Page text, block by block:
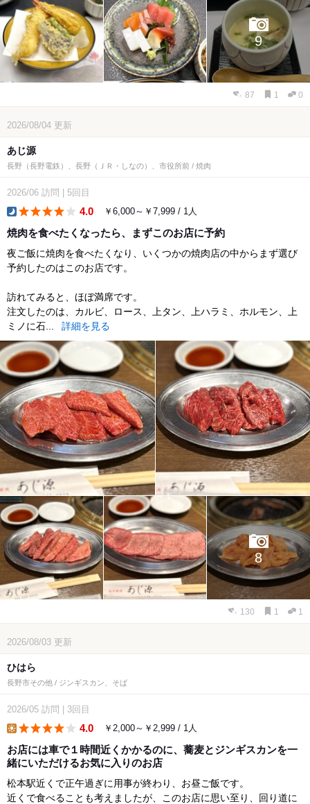
9
87 1 0
2026/08/04 更新
あじ源
長野（長野電鉄）、長野（ＪＲ・しなの）、市役所前 / 焼肉
2026/06 訪問 5回目
4.0 ￥6,000～￥7,999 / 1人
焼肉を食べたくなったら、まずこのお店に予約
夜ご飯に焼肉を食べたくなり、いくつかの焼肉店の中からまず選び
予約したのはこのお店です。
訪れてみると、ほぼ満席です。
注文したのは、カルビ、ロース、上タン、上ハラミ、ホルモン、上
ミノに石...
詳細を見る
8
130 1 1
2026/08/03 更新
ひはら
長野市その他 / ジンギスカン、そば
2026/05 訪問 3回目
4.0 ￥2,000～￥2,999 / 1人
お店には車で１時間近くかかるのに、蕎麦とジンギスカンを一
緒にいただけるお気に入りのお店
松本駅近くで正午過ぎに用事が終わり、お昼ご飯です。
近くで食べることも考えましたが、このお店に思い至り、回り道に